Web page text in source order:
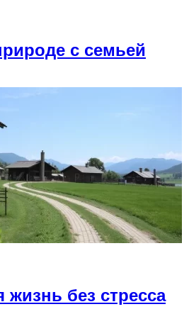
с семьей
жизнь без стресса